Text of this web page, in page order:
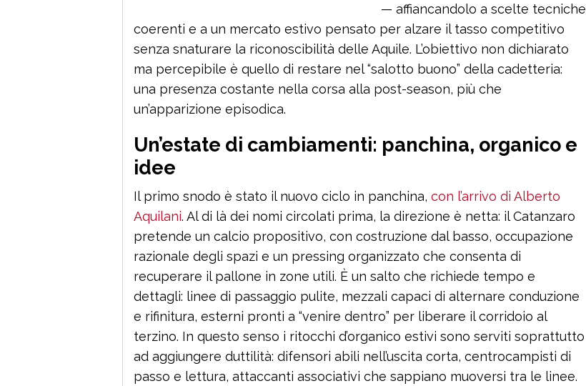
— affiancandolo a scelte tecniche
coerenti e a un mercato estivo pensato per alzare il tasso competitivo
senza snaturare la riconoscibilità delle Aquile. L’obiettivo non dichiarato
ma percepibile è quello di restare nel “salotto buono” della cadetteria:
una presenza costante nella corsa alla post-season, più che
un’apparizione episodica.
Un’estate di cambiamenti: panchina, organico e
idee
Il primo snodo è stato il nuovo ciclo in panchina, con l’arrivo di Alberto
Aquilani. Al di là dei nomi circolati prima, la direzione è netta: il Catanzaro
pretende un calcio propositivo, con costruzione dal basso, occupazione
razionale degli spazi e un pressing organizzato che consenta di
recuperare il pallone in zone utili. È un salto che richiede tempo e
dettagli: linee di passaggio pulite, mezzali capaci di alternare conduzione
e rifinitura, esterni pronti a “venire dentro” per liberare il corridoio al
terzino. In questo senso i ritocchi d’organico estivi sono serviti soprattutto
ad aggiungere duttilità: difensori abili nell’uscita corta, centrocampisti di
passo e lettura, attaccanti associativi che sappiano muoversi tra le linee.